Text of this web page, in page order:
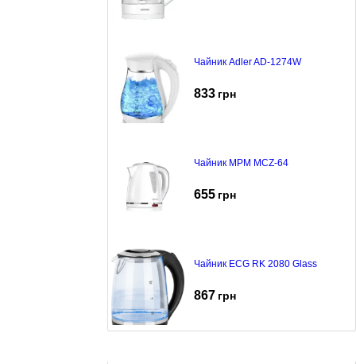
Чайник Adler AD-1274W
833 грн
Чайник MPM MCZ-64
655 грн
Чайник ECG RK 2080 Glass
867 грн